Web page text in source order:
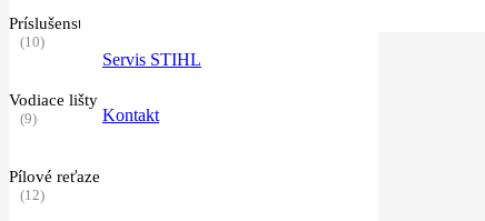
Servis STIHL
Kontakt
Príslušenstvo pre motorové píly
(10)
Vodiace lišty
(9)
Pílové reťaze
(12)